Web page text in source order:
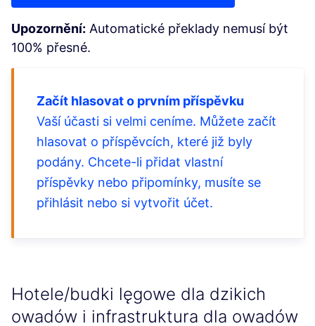
Upozornění: Automatické překlady nemusí být
100% přesné.
Začít hlasovat o prvním příspěvku
Vaší účasti si velmi ceníme. Můžete začít
hlasovat o příspěvcích, které již byly
podány. Chcete-li přidat vlastní
příspěvky nebo připomínky, musíte se
přihlásit nebo si vytvořit účet.
Hotele/budki lęgowe dla dzikich
owadów i infrastruktura dla owadów